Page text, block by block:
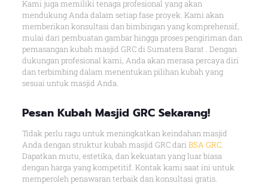
Kami juga memiliki tenaga profesional yang akan
mendukung Anda dalam setiap fase proyek. Kami akan
memberikan konsultasi dan bimbingan yang komprehensif,
mulai dari pembuatan gambar hingga proses pengiriman dan
pemasangan kubah masjid GRC di Sumatera Barat . Dengan
dukungan profesional kami, Anda akan merasa percaya diri
dan terbimbing dalam menentukan pilihan kubah yang
sesuai untuk masjid Anda.
Pesan Kubah Masjid GRC Sekarang!
Tidak perlu ragu untuk meningkatkan keindahan masjid
Anda dengan struktur kubah masjid GRC dari BSA GRC.
Dapatkan mutu, estetika, dan kekuatan yang luar biasa
dengan harga yang kompetitif. Kontak kami saat ini untuk
memperoleh penawaran terbaik dan konsultasi gratis.